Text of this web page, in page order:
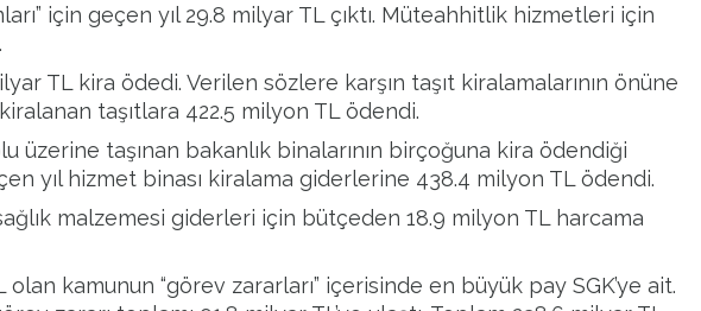
için geçen yıl 29.8 milyar TL çıktı. Müteahhitlik hizmetleri için
TL kira ödedi. Verilen sözlere karşın taşıt kiralamalarının önüne
taşıtlara 422.5 milyon TL ödendi.
üzerine taşınan bakanlık binalarının birçoğuna kira ödendiği
yıl hizmet binası kiralama giderlerine 438.4 milyon TL ödendi.
malzemesi giderleri için bütçeden 18.9 milyon TL harcama
olan kamunun “görev zararları” içerisinde en büyük pay SGK’ye ait.